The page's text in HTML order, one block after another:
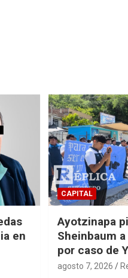
en
CAPITAL
Ayotzinapa
Sheinbaum
por caso de
agosto 7, 2026